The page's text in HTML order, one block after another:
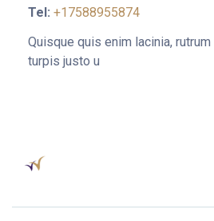
Tel: +17588955874
Quisque quis enim lacinia,
turpis justo u